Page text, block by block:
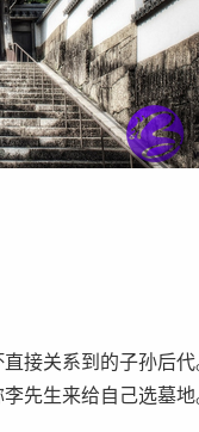
接关系到的子孙后
先生来给自己选墓地